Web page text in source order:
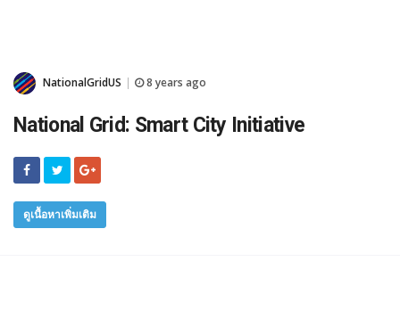
NationalGridUS 8 years ago
National Grid: Smart City Initiative
ดูเนื้อหาเพิ่มเติม